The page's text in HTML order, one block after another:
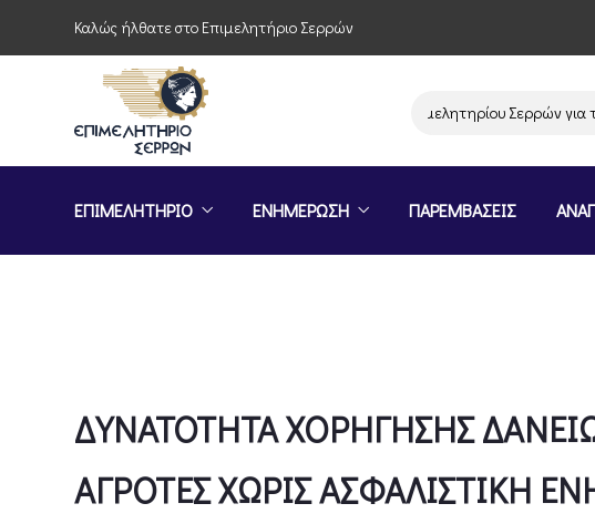
Καλώς ήλθατε στο Επιμελητήριο Σερρών
Παρέμβαση του Επιμελητηρίου Σερρών για τις
ΕΠΙΜΕΛΗΤΗΡΙΟ ΕΝΗΜΕΡΩΣΗ ΠΑΡΕΜΒΑΣΕΙΣ
ΔΥΝΑΤΟΤΗΤΑ ΧΟΡΗΓΗΣΗΣ
ΑΓΡΟΤΕΣ ΧΩΡΙΣ ΑΣΦΑΛΙΣΤΙΚΗ